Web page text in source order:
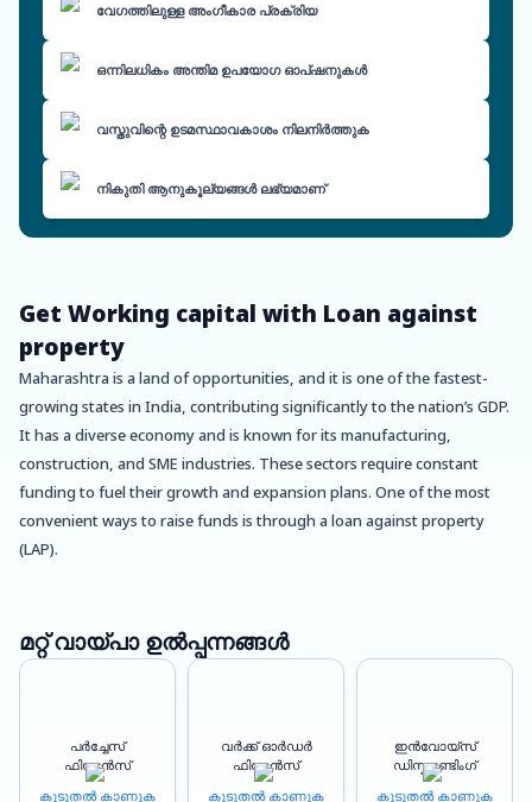
വേഗത്തിലുള്ള അംഗീകാര പ്രക്രിയ
ഒന്നിലധികം അന്തിമ ഉപയോഗ ഓപ്ഷനുകൾ
വസ്തുവിന്റെ ഉടമസ്ഥാവകാശം നിലനിർത്തുക
നികുതി ആനുകൂല്യങ്ങൾ ലഭ്യമാണ്
Get Working capital with Loan against
property
Maharashtra is a land of opportunities, and it is one of the fastest-
growing states in India, contributing significantly to the nation’s GDP.
It has a diverse economy and is known for its manufacturing,
construction, and SME industries. These sectors require constant
funding to fuel their growth and expansion plans. One of the most
convenient ways to raise funds is through a loan against property
(LAP).
against property to manufacturers, contractors, and SMEs. With
Oxyzo, businesses can avail of loans at attractive interest rates with a
businesses.
മറ്റ് വായ്പാ ഉൽപ്പന്നങ്ങൾ
പർച്ചേസ്
ഫിനാൻസ്
കൂടുതൽ കാണുക
വർക്ക് ഓർഡർ
ഫിനാൻസ്
കൂടുതൽ കാണുക
ഇൻവോയ്സ്
ഡിസ്കൗണ്ടിംഗ്
കൂടുതൽ കാണുക